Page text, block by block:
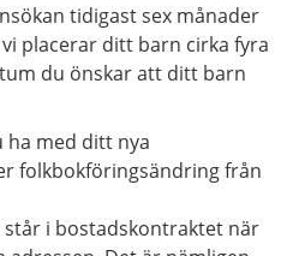
tidigast sex månader
placerar ditt barn cirka fyra
du önskar att ditt barn
ha med ditt nya
folkbokföringsändring från
i bostadskontraktet när